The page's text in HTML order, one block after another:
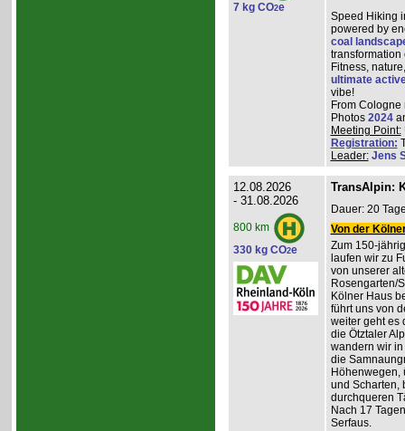
7 kg CO2e
Speed Hiking
powered by
coal
transformation
Fitness,
ultimate
vibe!
From
Photos 2024
Meeting Point:
Registration:
Leader: Jens
12.08.2026
- 31.08.2026
800 km
330 kg CO2e
TransAlpin:
Dauer: 20
Von der
Zum 150-
laufen wir zu
von unserer
Rosengarten/
Kölner Haus
führt uns von
weiter geht es
die Ötztaler
wandern wir
die
Höhenwegen,
und Scharten,
durchqueren
Nach 17
Serfaus.